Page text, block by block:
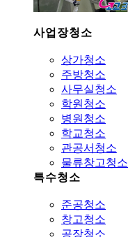
사업장청소
상가청소
주방청소
사무실청소
학원청소
병원청소
학교청소
관공서청소
물류창고청소
특수청소
준공청소
창고청소
공장청소